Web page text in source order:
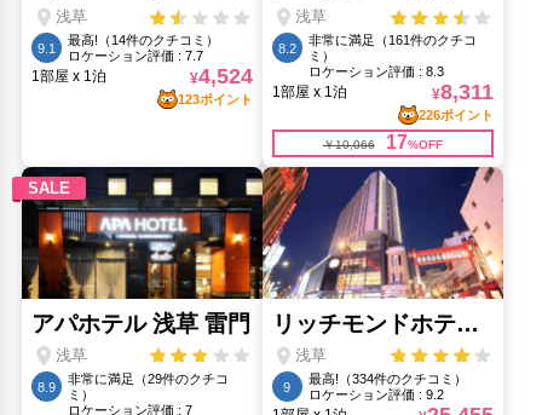
東京都庁展望室(9.53km)
浅草(360m)
浅草寺(560m)
渋谷交差点(10.17km)